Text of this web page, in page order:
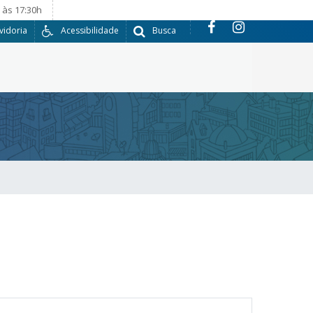
17:30h
Busca
Acessibilidade